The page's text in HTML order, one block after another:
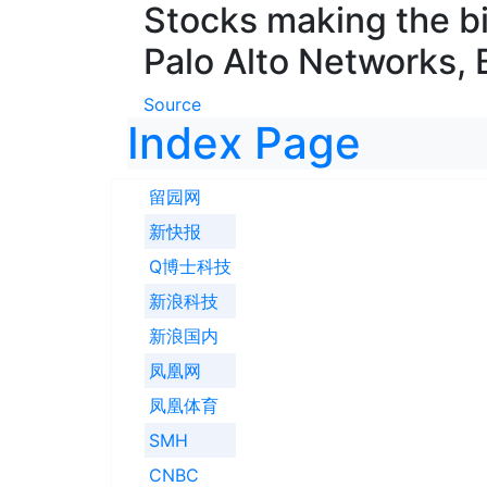
Stocks making the
Palo Alto Networks,
Source
Index Page
留园网
新快报
Q博士科技
新浪科技
新浪国内
凤凰网
凤凰体育
SMH
CNBC